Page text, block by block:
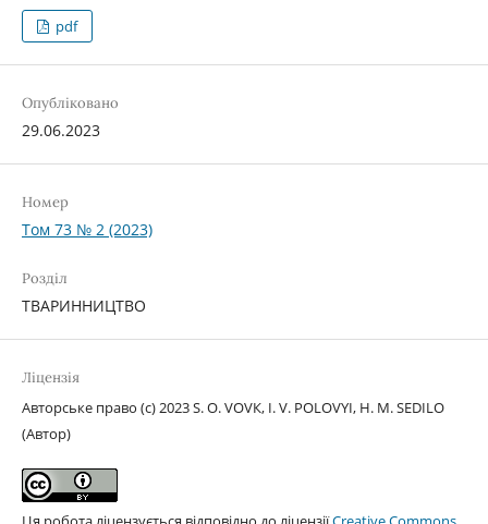
pdf
Опубліковано
29.06.2023
Номер
Том 73 № 2 (2023)
Розділ
ТВАРИННИЦТВО
Ліцензія
Авторське право (c) 2023 S. О. VОVК, І. V. PОLОVYI, H. M. SEDILO
(Автор)